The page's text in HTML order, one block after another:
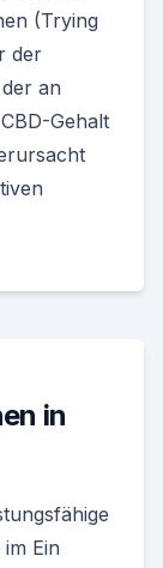
(Trying
der
an
Gehalt
in
Ein